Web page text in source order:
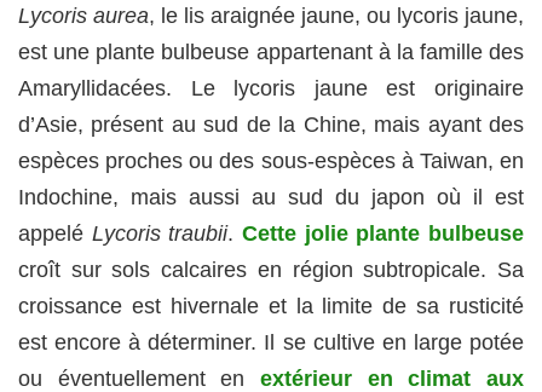
Lycoris aurea, le lis araignée jaune, ou lycoris jaune,
est une plante bulbeuse appartenant à la famille des
Amaryllidacées. Le lycoris jaune est originaire
d’Asie, présent au sud de la Chine, mais ayant des
espèces proches ou des sous-espèces à Taiwan, en
Indochine, mais aussi au sud du japon où il est
appelé Lycoris traubii.Cette jolie plante bulbeuse
croît sur sols calcaires en région subtropicale. Sa
croissance est hivernale et la limite de sa rusticité
est encore à déterminer. Il se cultive en large potée
ou éventuellement en extérieur en climat aux